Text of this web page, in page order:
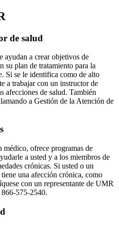
de salud
ayudan a crear objetivos de
su plan de tratamiento para la
Si se le identifica como de alto
a trabajar con un instructor de
afecciones de salud. También
a Gestión de la Atención de
ofrece programas de
a usted y a los miembros de
crónicas. Si usted o un
una afección crónica, como
con un representante de UMR
575-2540.